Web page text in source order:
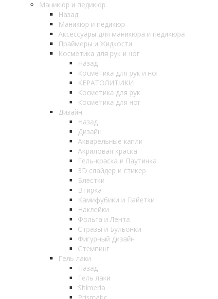
Маникюр и педикюр
Назад
Маникюр и педикюр
Аксессуары для маникюра и педикюра
Праймеры и Жидкости
Косметика для рук и ног
Назад
Косметика для рук и ног
КЕРАТОЛИТИКИ
Косметика для рук
Косметика для ног
Дизайн
Назад
Дизайн
Акварельные капли
Акриловая краска
Гель-краска и Паутинка
3D слайдер и стикер
Блестки
Втирка
Камифубики и Пайетки
Наклейки
Фольга и Лента
Стразы и Бульонки
Фигурный дизайн
Стемпинг
Гель лаки
Назад
Гель лаки
Shimeria